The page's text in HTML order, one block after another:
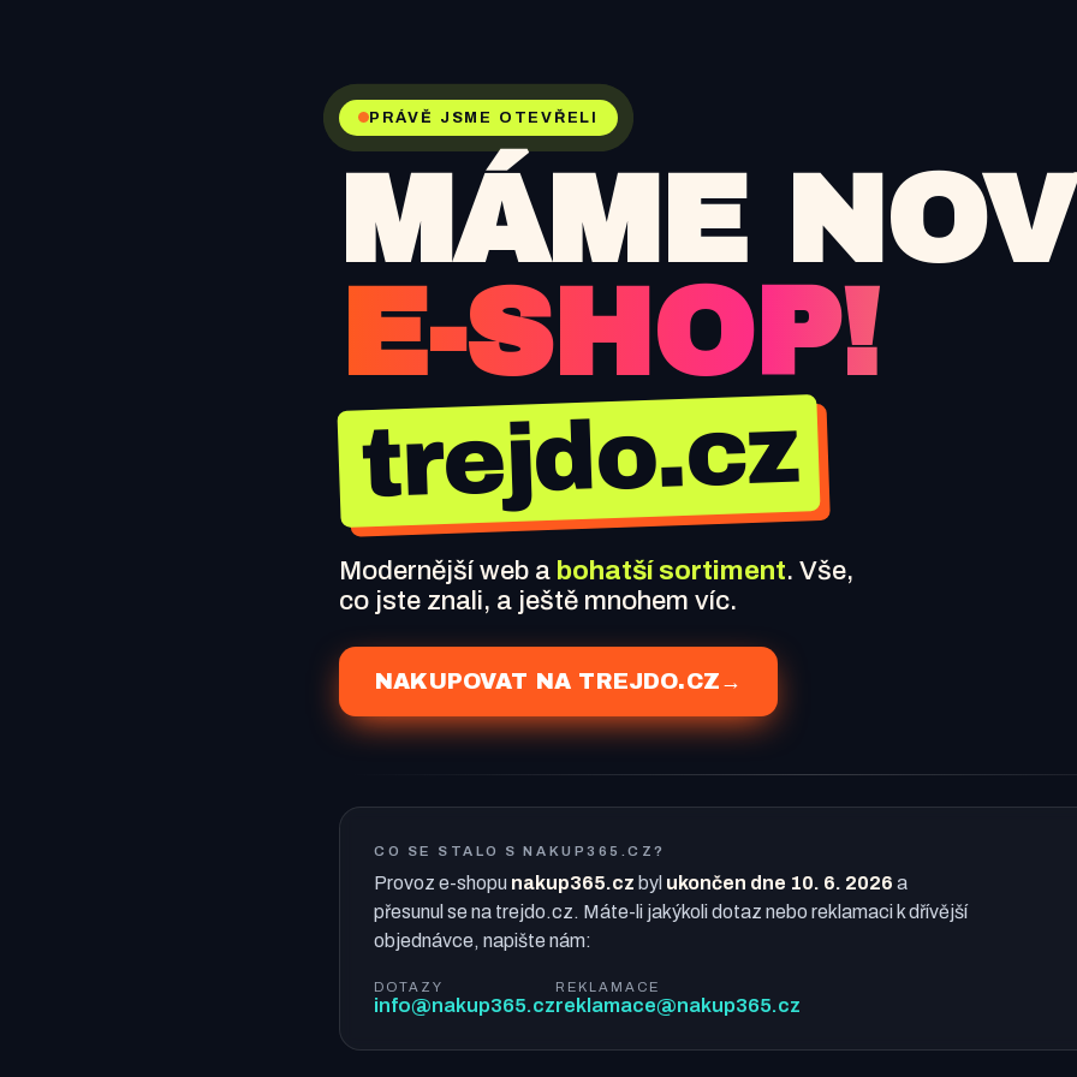
PRÁVĚ JSME OTEVŘELI
MÁME
E-SHOP!
trejdo.cz
Modernější web a bohatší sortiment. Vše,
co jste znali, a ještě mnohem víc.
NAKUPOVAT NA TREJDO.CZ →
CO SE STALO S NAKUP365.CZ?
Provoz e-shopu nakup365.cz byl ukončen dne 10. 6. 2026 a
přesunul se na trejdo.cz. Máte-li jakýkoli dotaz nebo reklamaci k dřívější
objednávce, napište nám:
DOTAZY
info@nakup365.cz
REKLAMACE
reklamace@nakup365.cz